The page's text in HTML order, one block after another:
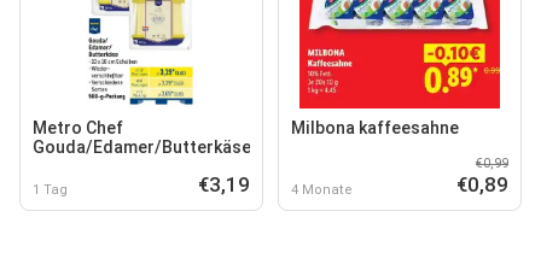
Metro Chef
Gouda/Edamer/Butterkäse
1 Tag €3,19
Milbona kaffeesahne
4 Monate
€0,99
€0,89